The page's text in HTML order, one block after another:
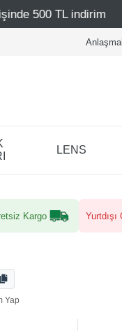
LENS
Kargo Yurtdışı
Yap